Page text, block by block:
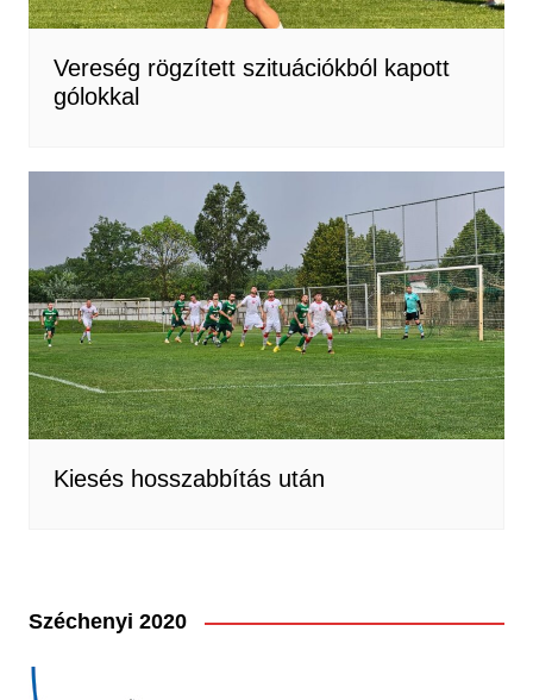
Vereség rögzített szituációkból kapott
gólokkal
Kiesés hosszabbítás után
Széchenyi 2020